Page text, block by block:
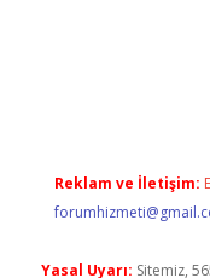
Reklam ve İletişim:
Yasal Uyarı: Sitemiz,